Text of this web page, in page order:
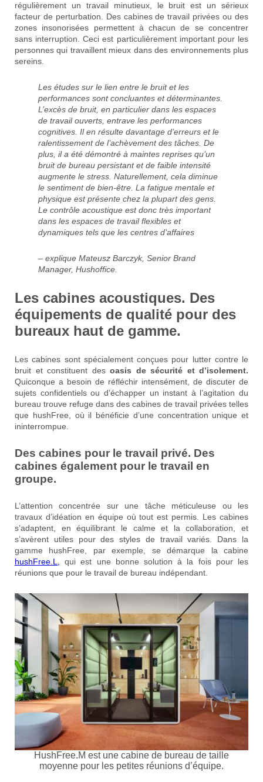
régulièrement un travail minutieux, le bruit est un sérieux
facteur de perturbation. Des cabines de travail privées ou des
zones insonorisées permettent à chacun de se concentrer
sans interruption. Ceci est particulièrement important pour les
personnes qui travaillent mieux dans des environnements plus
sereins.
Les études sur le lien entre le bruit et les
performances sont concluantes et déterminantes.
L’excès de bruit, en particulier dans les espaces
de travail ouverts, entrave les performances
cognitives. Il en résulte davantage d’erreurs et le
ralentissement de l’achèvement des tâches. De
plus, il a été démontré à maintes reprises qu’un
bruit de bureau persistant et de faible intensité
augmente le stress. Naturellement, cela diminue
le sentiment de bien-être. La fatigue mentale et
physique est présente chez la plupart des gens.
Le contrôle acoustique est donc très important
dans les espaces de travail flexibles et
dynamiques tels que les centres d’affaires
– explique Mateusz Barczyk, Senior Brand
Manager, Hushoffice.
Les cabines acoustiques. Des
équipements de qualité pour des
bureaux haut de gamme.
Les cabines sont spécialement conçues pour lutter contre le
bruit et constituent des oasis de sécurité et d’isolement.
Quiconque a besoin de réfléchir intensément, de discuter de
sujets confidentiels ou d’échapper un instant à l’agitation du
bureau trouve refuge dans des cabines de travail privées telles
que hushFree, où il bénéficie d’une concentration unique et
ininterrompue.
Des cabines pour le travail privé. Des
cabines également pour le travail en
groupe.
L’attention concentrée sur une tâche méticuleuse ou les
travaux d’idéation en équipe où tout est permis. Les cabines
s’adaptent, en équilibrant le calme et la collaboration, et
s’avèrent utiles pour des styles de travail variés. Dans la
gamme hushFree, par exemple, se démarque la cabine
hushFree.L, qui est une bonne solution à la fois pour les
réunions que pour le travail de bureau indépendant.
HushFree.M est une cabine de bureau de taille
moyenne pour les petites réunions d’équipe.